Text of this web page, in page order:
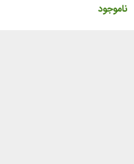
ناموجود